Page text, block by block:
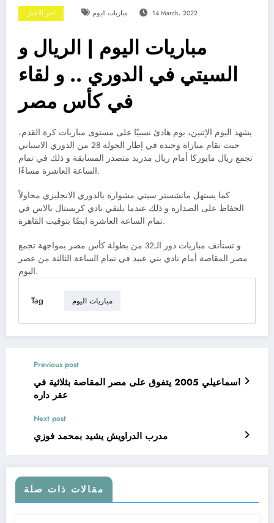
اخر الاخبار مباريات اليوم 14 March، 2022
مباريات اليوم | الريال و
السيتي في الدوري .. و لقاء
في كأس مصر
يشهد اليوم الإثنين، يوم هادئ نسبيًا على مستوى مباريات كرة القدم،
حيث تقام مباراة وحيدة في إطار الجولة 28 من الدوري الاسباني
تجمع ريال مايوركا أمام ريال مدريد متصدر المسابقة و ذلك في تمام
الساعة العاشرة مساءًا.
كما يستهل مانشستر سيتي مشواره بالدوري الانجليزي محاولاً
الحفاظ على الصدارة و ذلك عندما يلتقي نادي كريستال بالاس في
تمام الساعة العاشرة ايضًا بتوقيت القاهرة.
و تستأنف مباريات دور الـ32 من بطولة كأس مصر بمواجهة تجمع
مصر المقاصة أمام نادي بني عبيد في تمام الساعة الثالثة من عصر
اليوم.
Tag مباريات اليوم
Previous post
اسماعيلي 2005 يتفوق على مصر المقاصة بثلاثية في
عقر داره
Next post
مدرب الدراويش يشيد بمحمد فوزي
مقالات ذات صلة